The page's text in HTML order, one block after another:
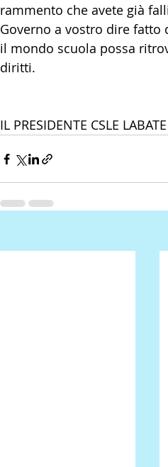
rammento che avete già
Governo a vostro dire
il mondo scuola possa
diritti.
IL PRESIDENTE CSLE